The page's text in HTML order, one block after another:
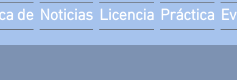
de Noticias Licencia Práctica